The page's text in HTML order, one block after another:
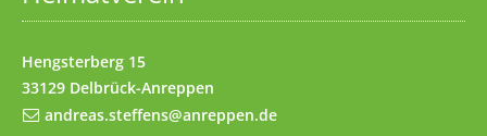
Kontakt(Access key 9)
Hengsterberg 15
33129 Delbrück-Anreppen
andreas.steffens@anreppen.de